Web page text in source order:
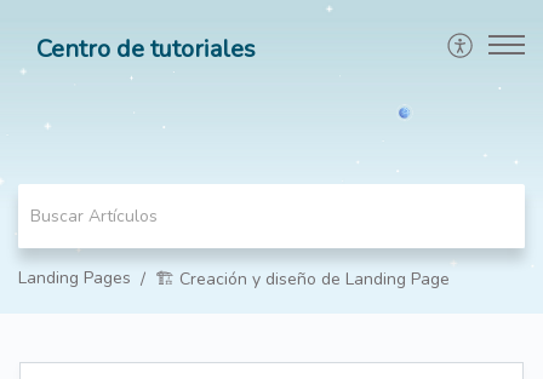
Centro de tutoriales
Landing Pages 🏗️ Creación y diseño de Landing Page